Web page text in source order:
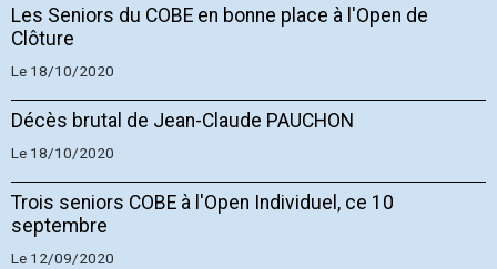
Les Seniors du COBE en bonne place à l'Open de
Clôture
Le 18/10/2020
Décès brutal de Jean-Claude PAUCHON
Le 18/10/2020
Trois seniors COBE à l'Open Individuel, ce 10
septembre
Le 12/09/2020